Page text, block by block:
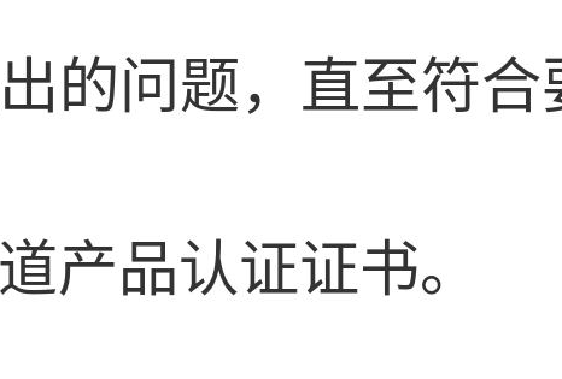
的问题，直至符合
产品认证证书。